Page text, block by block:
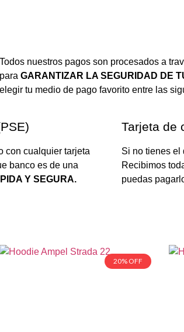
Todos nuestros pagos son procesados a
para GARANTIZAR LA SEGURIDAD DE
elegir tu medio de pago favorito entre las
con cualquier tarjeta
banco es de una
Y SEGURA.
Tarjeta de
Si no tienes el
Recibimos
puedas
20% OFF